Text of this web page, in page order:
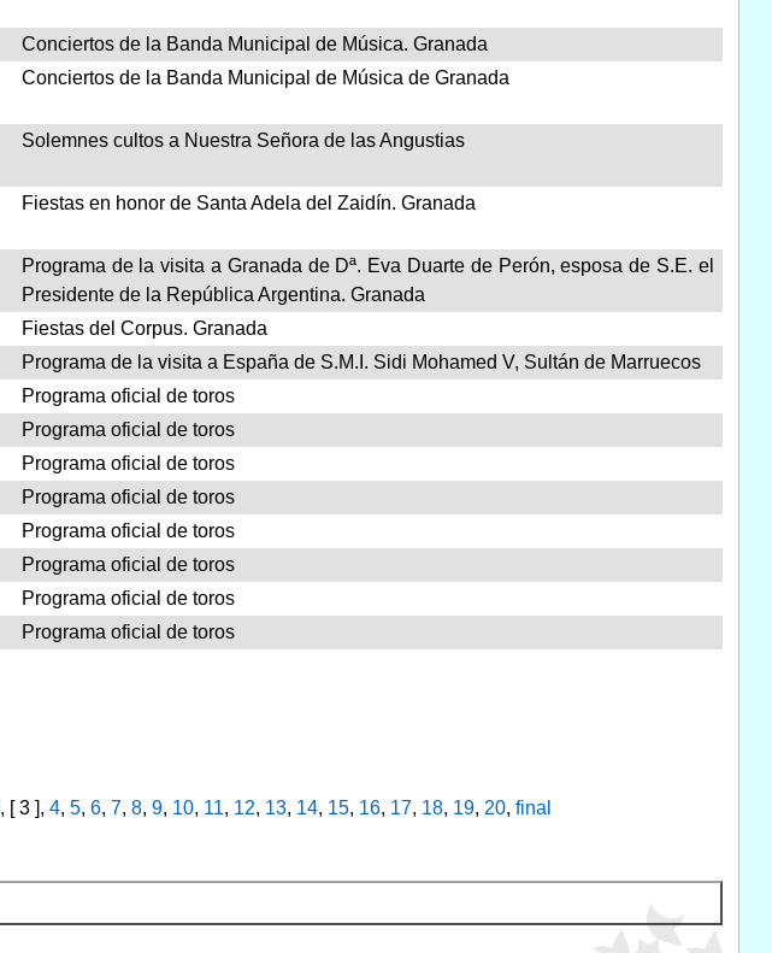
Conciertos de la Banda Municipal de Música. Granada
Conciertos de la Banda Municipal de Música de Granada
Solemnes cultos a Nuestra Señora de las Angustias
Fiestas en honor de Santa Adela del Zaidín. Granada
Programa de la visita a Granada de Dª. Eva Duarte de Perón, esposa de S.E. el
Presidente de la República Argentina. Granada
Fiestas del Corpus. Granada
Programa de la visita a España de S.M.I. Sidi Mohamed V, Sultán de Marruecos
Programa oficial de toros
Programa oficial de toros
Programa oficial de toros
Programa oficial de toros
Programa oficial de toros
Programa oficial de toros
Programa oficial de toros
Programa oficial de toros
, [ 3 ], 4, 5, 6, 7, 8, 9, 10, 11, 12, 13, 14, 15, 16, 17, 18, 19, 20, final